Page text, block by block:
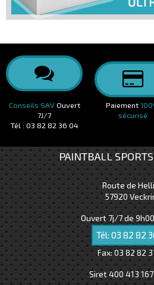
Conseils SAVOuvert
7J/7
Tél : 03 82 82 36 04
Paiement
sécurisé
PAINTBALL
Route de
57920
Ouvert 7j/7 de
Tél: 03 82 82
Fax: 03 82 82
Siret 400 413